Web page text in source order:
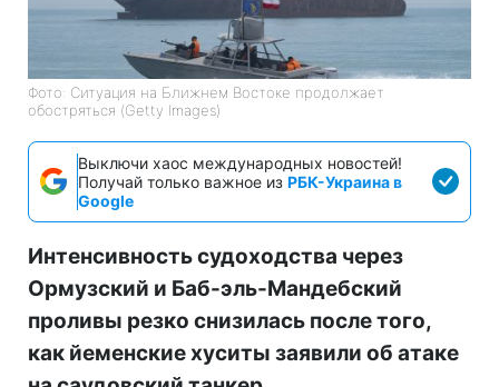
Фото: Ситуация на Ближнем Востоке продолжает
обостряться (Getty Images)
Выключи хаос международных новостей!
Получай только важное из РБК-Украина в
Google
Интенсивность судоходства через
Ормузский и Баб-эль-Мандебский
проливы резко снизилась после того,
как йеменские хуситы заявили об атаке